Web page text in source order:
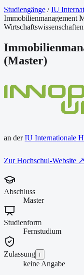
Studiengänge / IU
Immobilienmanagement
Wirtschaftswissenschaften
(Master)
an derIU Internationale
Zur Hochschul-Website ↗
Abschluss
Master
Studienform
Fernstudium
Zulassung i
keine Angabe